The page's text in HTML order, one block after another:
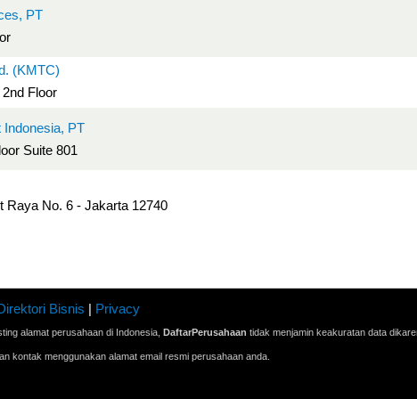
PT
(KMTC)
Floor
Indonesia, PT
Suite 801
Raya No. 6 - Jakarta 12740
Bisnis | Privacy
alamat perusahaan di Indonesia, DaftarPerusahaan tidak menjamin keakuratan data
kontak menggunakan alamat email resmi perusahaan anda.